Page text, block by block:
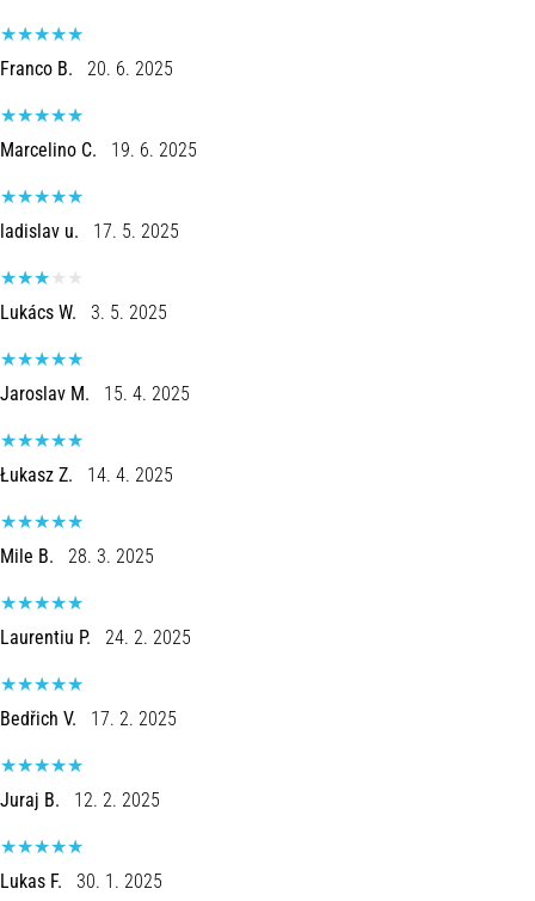
de
Corredor:
Causas,
Tratamento
e
Prevenção
joelho
de
também
conhecido
síndrome
do
iliotibial
(STIT),
um
problema
saúde
muito
comum
que…
Mostrar
todos
Franco B. 20. 6. 2025
Marcelino C. 19. 6. 2025
ladislav u. 17. 5. 2025
Lukács W. 3. 5. 2025
Jaroslav M. 15. 4. 2025
Łukasz Z. 14. 4. 2025
Mile B. 28. 3. 2025
Laurentiu P. 24. 2. 2025
Bedřich V. 17. 2. 2025
Juraj B. 12. 2. 2025
Lukas F. 30. 1. 2025